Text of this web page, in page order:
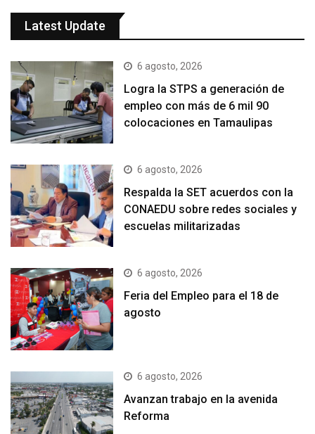
Latest Update
6 agosto, 2026
Logra la STPS a generación de
empleo con más de 6 mil 90
colocaciones en Tamaulipas
6 agosto, 2026
Respalda la SET acuerdos con la
CONAEDU sobre redes sociales y
escuelas militarizadas
6 agosto, 2026
Feria del Empleo para el 18 de
agosto
6 agosto, 2026
Avanzan trabajo en la avenida
Reforma